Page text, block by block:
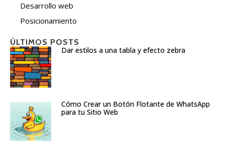
Desarrollo web
Posicionamiento
ÚLTIMOS POSTS
Dar estilos a una tabla y efecto zebra
Cómo Crear un Botón Flotante de WhatsApp
para tu Sitio Web